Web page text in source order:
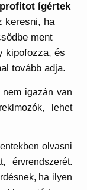
profitot ígértek
keresni, ha
ment
kipofozza, és
tovább adja.
igazán van
lehet
olvasni
érvrendszerét.
ha ilyen